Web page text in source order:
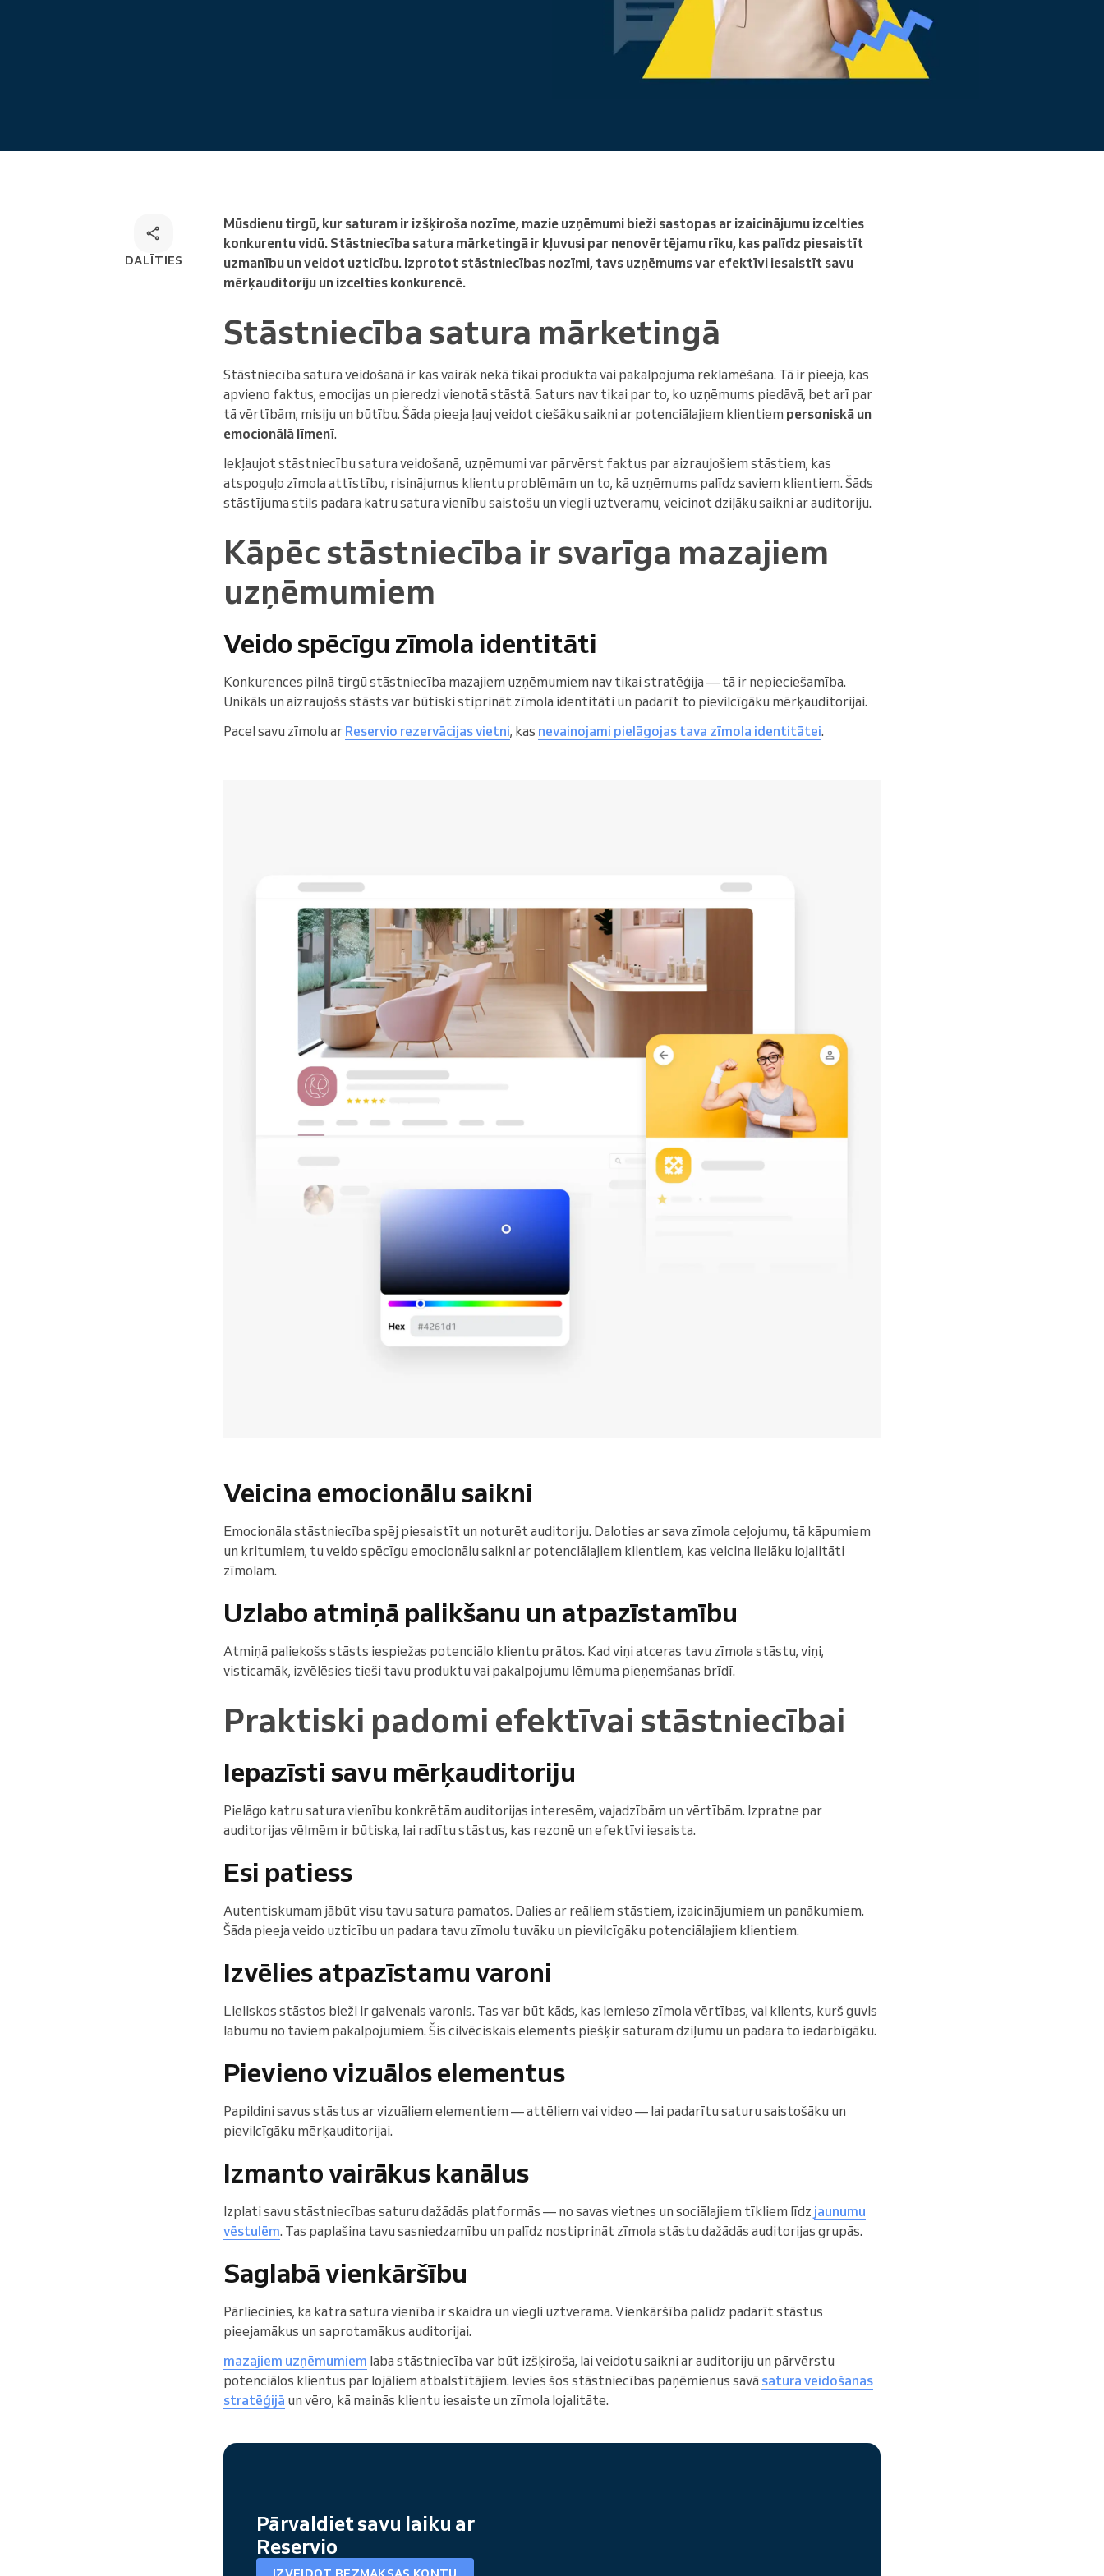
Lasīt vairāk
DALĪTIES
Mūsdienu tirgū, kur saturam ir izšķiroša nozīme, mazie uzņēmumi bieži sastopas ar izaicinājumu izcelties
konkurentu vidū. Stāstniecība satura mārketingā ir kļuvusi par nenovērtējamu rīku, kas palīdz piesaistīt
uzmanību un veidot uzticību. Izprotot stāstniecības nozīmi, tavs uzņēmums var efektīvi iesaistīt savu
mērķauditoriju un izcelties konkurencē.
Stāstniecība satura mārketingā
Stāstniecība satura veidošanā ir kas vairāk nekā tikai produkta vai pakalpojuma reklamēšana. Tā ir pieeja, kas
apvieno faktus, emocijas un pieredzi vienotā stāstā. Saturs nav tikai par to, ko uzņēmums piedāvā, bet arī par
tā vērtībām, misiju un būtību. Šāda pieeja ļauj veidot ciešāku saikni ar potenciālajiem klientiem personiskā un
emocionālā līmenī.
Iekļaujot stāstniecību satura veidošanā, uzņēmumi var pārvērst faktus par aizraujošiem stāstiem, kas
atspoguļo zīmola attīstību, risinājumus klientu problēmām un to, kā uzņēmums palīdz saviem klientiem. Šāds
stāstījuma stils padara katru satura vienību saistošu un viegli uztveramu, veicinot dziļāku saikni ar auditoriju.
Kāpēc stāstniecība ir svarīga mazajiem
uzņēmumiem
Veido spēcīgu zīmola identitāti
Konkurences pilnā tirgū stāstniecība mazajiem uzņēmumiem nav tikai stratēģija — tā ir nepieciešamība.
Unikāls un aizraujošs stāsts var būtiski stiprināt zīmola identitāti un padarīt to pievilcīgāku mērķauditorijai.
Pacel savu zīmolu ar Reservio rezervācijas vietni, kas nevainojami pielāgojas tava zīmola identitātei.
Veicina emocionālu saikni
Emocionāla stāstniecība spēj piesaistīt un noturēt auditoriju. Daloties ar sava zīmola ceļojumu, tā kāpumiem
un kritumiem, tu veido spēcīgu emocionālu saikni ar potenciālajiem klientiem, kas veicina lielāku lojalitāti
zīmolam.
Uzlabo atmiņā palikšanu un atpazīstamību
Atmiņā paliekošs stāsts iespiežas potenciālo klientu prātos. Kad viņi atceras tavu zīmola stāstu, viņi,
visticamāk, izvēlēsies tieši tavu produktu vai pakalpojumu lēmuma pieņemšanas brīdī.
Praktiski padomi efektīvai stāstniecībai
Iepazīsti savu mērķauditoriju
Pielāgo katru satura vienību konkrētām auditorijas interesēm, vajadzībām un vērtībām. Izpratne par
auditorijas vēlmēm ir būtiska, lai radītu stāstus, kas rezonē un efektīvi iesaista.
Esi patiess
Autentiskumam jābūt visu tavu satura pamatos. Dalies ar reāliem stāstiem, izaicinājumiem un panākumiem.
Šāda pieeja veido uzticību un padara tavu zīmolu tuvāku un pievilcīgāku potenciālajiem klientiem.
Izvēlies atpazīstamu varoni
Lieliskos stāstos bieži ir galvenais varonis. Tas var būt kāds, kas iemieso zīmola vērtības, vai klients, kurš guvis
labumu no taviem pakalpojumiem. Šis cilvēciskais elements piešķir saturam dziļumu un padara to iedarbīgāku.
Pievieno vizuālos elementus
Papildini savus stāstus ar vizuāliem elementiem — attēliem vai video — lai padarītu saturu saistošāku un
pievilcīgāku mērķauditorijai.
Izmanto vairākus kanālus
Izplati savu stāstniecības saturu dažādās platformās — no savas vietnes un sociālajiem tīkliem līdz jaunumu
vēstulēm. Tas paplašina tavu sasniedzamību un palīdz nostiprināt zīmola stāstu dažādās auditorijas grupās.
Saglabā vienkāršību
Pārliecinies, ka katra satura vienība ir skaidra un viegli uztverama. Vienkāršība palīdz padarīt stāstus
pieejamākus un saprotamākus auditorijai.
mazajiem uzņēmumiem laba stāstniecība var būt izšķiroša, lai veidotu saikni ar auditoriju un pārvērstu
potenciālos klientus par lojāliem atbalstītājiem. Ievies šos stāstniecības paņēmienus savā satura veidošanas
stratēģijā un vēro, kā mainās klientu iesaiste un zīmola lojalitāte.
Pārvaldiet savu laiku ar
Reservio